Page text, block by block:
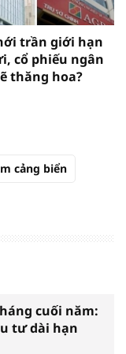
trần giới hạn
cổ phiếu ngân
thăng hoa?
cảng biển
cuối năm:
tư dài hạn